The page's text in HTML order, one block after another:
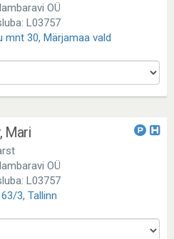
OÜ
L03757
mnt 30, Märjamaa vald
Mari
OÜ
L03757
3, Tallinn